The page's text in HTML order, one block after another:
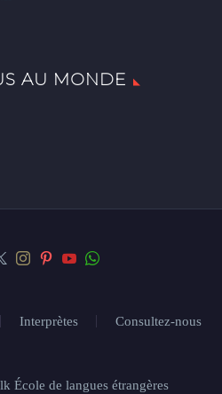
AU MONDE
Interprètes Consultez-nous
École de langues étrangères